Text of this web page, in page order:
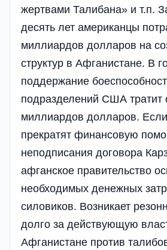
жертвами Талибана» и т.п.
десять лет американцы
миллиардов долларов на
структур в Афганистане. В
поддержание
подразделений США тратит
миллиардов долларов.
прекратят финансовую
неподписания договора
афганское правительство
необходимых денежных
силовиков. Возникает
долго за действующую
Афганистане против